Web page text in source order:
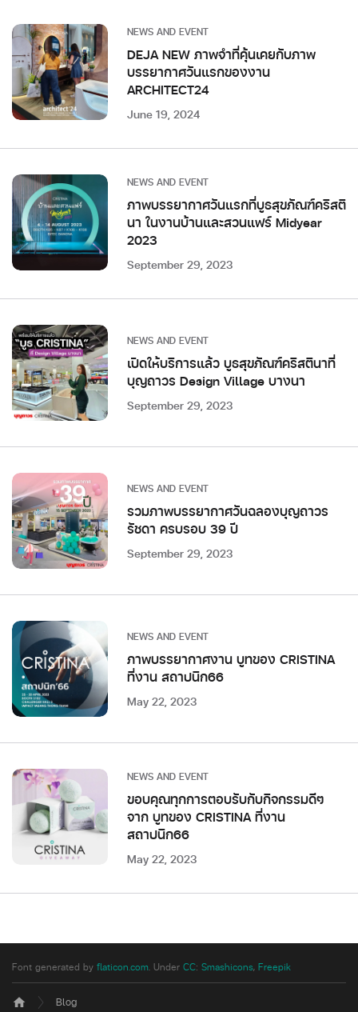
NEWS AND EVENT
DEJA NEW ภาพจำที่คุ้นเคยกับภาพ
บรรยากาศวันแรกของงาน
ARCHITECT24
June 19, 2024
NEWS AND EVENT
ภาพบรรยากาศวันแรกที่บูธสุขภัณฑ์คริสติ
นา ในงานบ้านและสวนแฟร์ Midyear
2023
September 29, 2023
NEWS AND EVENT
เปิดให้บริการแล้ว บูธสุขภัณฑ์คริสตินาที่
บุญถาวร Design Village บางนา
September 29, 2023
NEWS AND EVENT
รวมภาพบรรยากาศวันฉลองบุญถาวร
รัชดา ครบรอบ 39 ปี
September 29, 2023
NEWS AND EVENT
ภาพบรรยากาศงาน บูทของ CRISTINA
ที่งาน สถาปนิก66
May 22, 2023
NEWS AND EVENT
ขอบคุณทุกการตอบรับกับกิจกรรมดีๆ
จาก บูทของ CRISTINA ที่งาน
สถาปนิก66
May 22, 2023
Font generated by flaticon.com. Under CC: Smashicons, Freepik
home Blog